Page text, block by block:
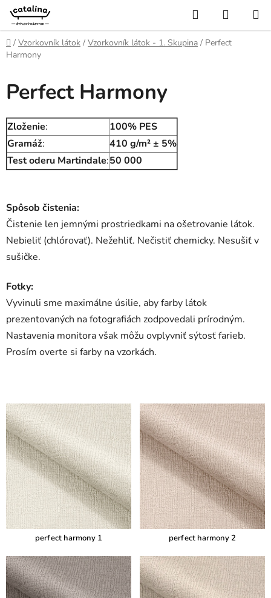
Prejsť
obsah
Hľadať
KOŠÍK
Domov
/ Vzorkovník látok / Vzorkovník látok - 1. Skupina / Perfect
Harmony
Perfect Harmony
Zloženie:
100% PES
Gramáž:
410 g/m² ± 5%
Test oderu Martindale:50 000
Spôsob čistenia:
Čistenie len jemnými prostriedkami na ošetrovanie látok.
Nebieliť (chlórovať). Nežehliť. Nečistiť chemicky. Nesušiť v
sušičke.
Fotky:
Vyvinuli sme maximálne úsilie, aby farby látok
prezentovaných na fotografiách zodpovedali prírodným.
Nastavenia monitora však môžu ovplyvniť sýtosť farieb.
Prosím overte si farby na vzorkách.
perfect harmony 1 perfect harmony 2